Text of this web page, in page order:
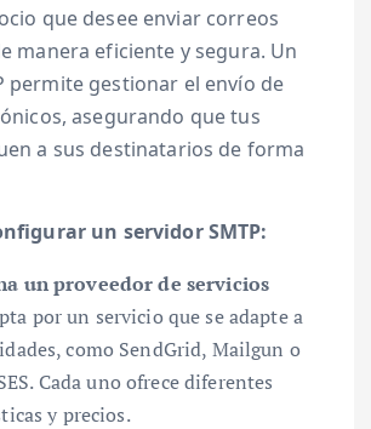
que desee enviar correos
manera eficiente y segura. Un
permite gestionar el envío de
asegurando que tus
a sus destinatarios de forma
un servidor SMTP:
un proveedor de servicios
por un servicio que se adapte a
como SendGrid, Mailgun o
Cada uno ofrece diferentes
y precios.